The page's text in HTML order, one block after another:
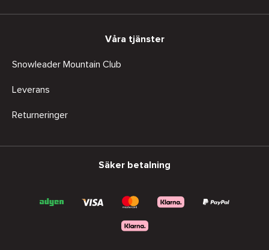
Våra tjänster
Snowleader Mountain Club
Leverans
Returneringer
Säker betalning